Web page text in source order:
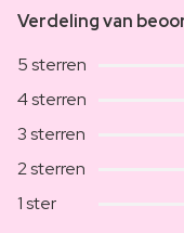
Verdeling van
5 sterren
4 sterren
3 sterren
2 sterren
1 ster